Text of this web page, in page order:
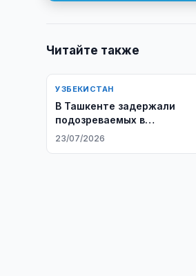
Читайте также
УЗБЕКИСТАН
В Ташкенте задержали
подозреваемых в
мошенничестве с
23/07/2026